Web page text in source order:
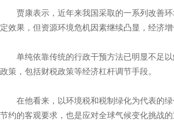
贾康表示，近年来我国采取的一系列改善环
定效果，但资源环境危机因素继续凸显，经济
单纯依靠传统的行政干预方法已明显不足以
政策，包括财税政策等经济杠杆调节手段。
在他看来，以环境税和税制绿化为代表的绿
节约的客观要求，也是应对全球气候变化挑战